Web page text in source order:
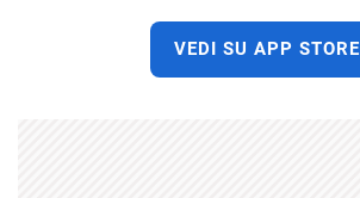
VEDI SU APP STORE